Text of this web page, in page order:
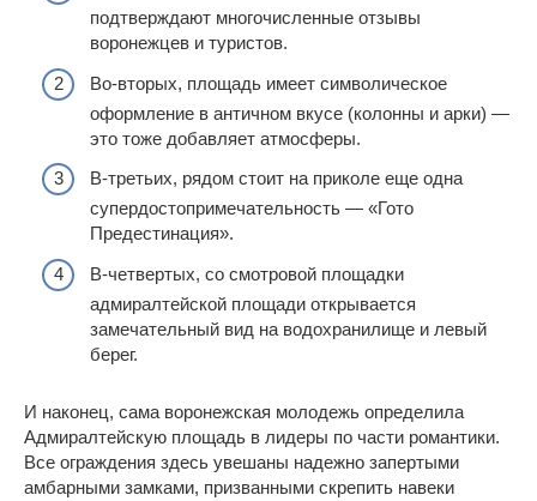
подтверждают многочисленные отзывы
воронежцев и туристов.
Во-вторых, площадь имеет символическое
оформление в античном вкусе (колонны и арки) —
это тоже добавляет атмосферы.
В-третьих, рядом стоит на приколе еще одна
супердостопримечательность — «Гото
Предестинация».
В-четвертых, со смотровой площадки
адмиралтейской площади открывается
замечательный вид на водохранилище и левый
берег.
И наконец, сама воронежская молодежь определила
Адмиралтейскую площадь в лидеры по части романтики.
Все ограждения здесь увешаны надежно запертыми
амбарными замками, призванными скрепить навеки